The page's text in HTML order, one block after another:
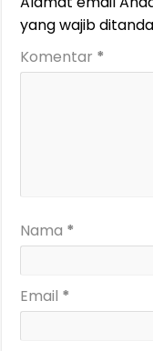
yang wajib
Komentar *
Nama *
Email *